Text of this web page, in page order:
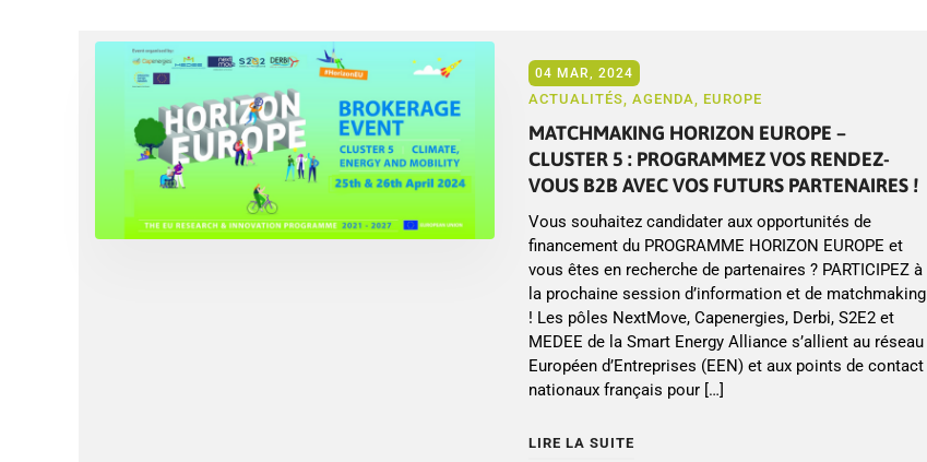
04 MAR, 2024
ACTUALITÉS, AGENDA, EUROPE
MATCHMAKING HORIZON EUROPE –
CLUSTER 5 : PROGRAMMEZ VOS RENDEZ-
VOUS B2B AVEC VOS FUTURS PARTENAIRES !
Vous souhaitez candidater aux opportunités de
financement du PROGRAMME HORIZON EUROPE et
vous êtes en recherche de partenaires ? PARTICIPEZ à
la prochaine session d’information et de matchmaking
! Les pôles NextMove, Capenergies, Derbi, S2E2 et
MEDEE de la Smart Energy Alliance s’allient au réseau
Européen d’Entreprises (EEN) et aux points de contact
nationaux français pour […]
LIRE LA SUITE